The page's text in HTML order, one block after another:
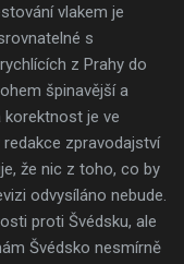
vlakem je
s
z Prahy do
špinavější a
korektnost je ve
zpravodajství
že nic z toho, co by
odvysíláno nebude.
proti Švédsku, ale
Švédsko nesmírně